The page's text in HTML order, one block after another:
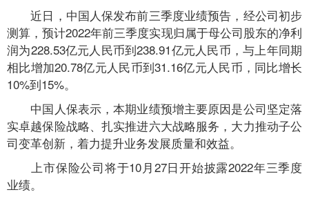
近日，中国人保发布前三季度业绩预告，经公司初步
测算，预计2022年前三季度实现归属于母公司股东的净利
润为228.53亿元人民币到238.91亿元人民币，与上年同期
相比增加20.78亿元人民币到31.16亿元人民币，同比增长
10%到15%。
中国人保表示，本期业绩预增主要原因是公司坚定落
实卓越保险战略、扎实推进六大战略服务，大力推动子公
司变革创新，着力提升业务发展质量和效益。
上市保险公司将于10月27日开始披露2022年三季度
业绩。